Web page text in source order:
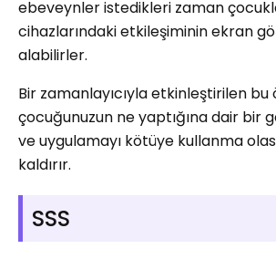
ebeveynler istedikleri zaman
cihazlarındaki etkileşiminin ekran
alabilirler.
Bir zamanlayıcıyla etkinleştirilen bu
çocuğunuzun ne yaptığına dair bir
ve uygulamayı kötüye kullanma
kaldırır.
SSS